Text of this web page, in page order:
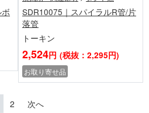
SDR10075｜スパイラルR管/片
落管
トーキン
2,524円 (税抜：2,295円)
お取り寄せ品
2 次へ